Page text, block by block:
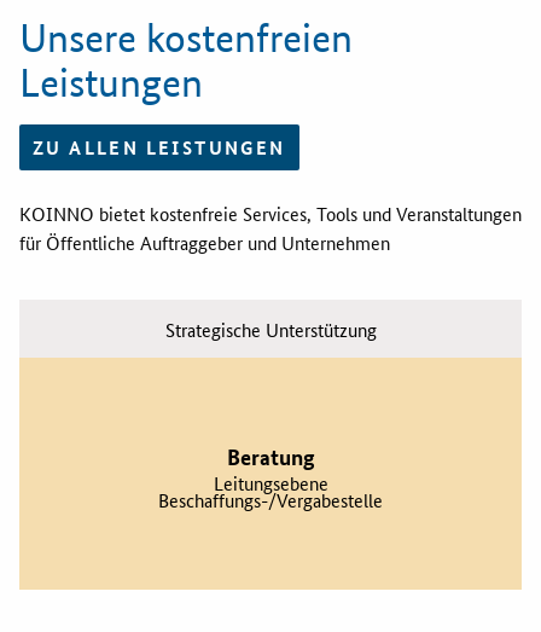
Unsere kostenfreien
Leistungen
ZU ALLEN LEISTUNGEN
KOINNO bietet kostenfreie Services, Tools und Veranstaltungen
für Öffentliche Auftraggeber und Unternehmen
Strategische Unterstützung
Beratung
Leitungsebene
Beschaffungs-/Vergabestelle